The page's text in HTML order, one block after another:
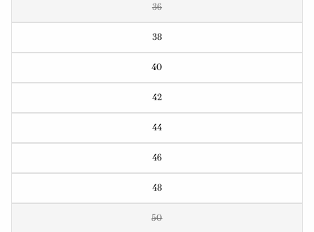
36
38
40
42
44
46
48
50